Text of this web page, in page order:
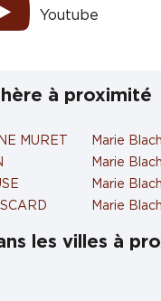
Youtube
à proximité
MURET
Marie
Marie
Marie
Marie
les villes à